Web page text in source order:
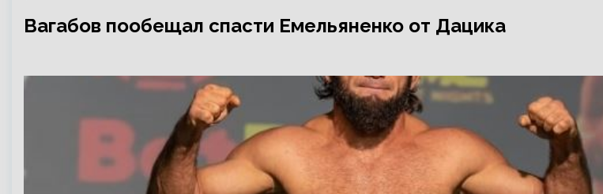
Вагабов пообещал спасти Емельяненко от Дацика